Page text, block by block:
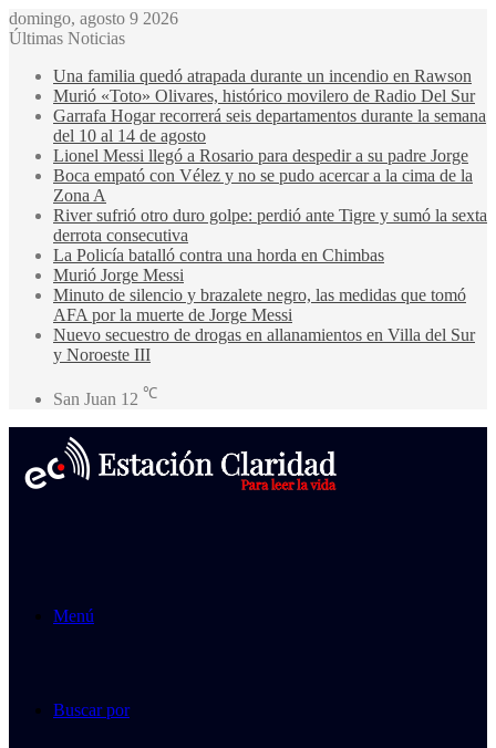
domingo, agosto 9 2026
Últimas Noticias
Una familia quedó atrapada durante un incendio en Rawson
Murió «Toto» Olivares, histórico movilero de Radio Del Sur
Garrafa Hogar recorrerá seis departamentos durante la semana
del 10 al 14 de agosto
Lionel Messi llegó a Rosario para despedir a su padre Jorge
Boca empató con Vélez y no se pudo acercar a la cima de la
Zona A
River sufrió otro duro golpe: perdió ante Tigre y sumó la sexta
derrota consecutiva
La Policía batalló contra una horda en Chimbas
Murió Jorge Messi
Minuto de silencio y brazalete negro, las medidas que tomó
AFA por la muerte de Jorge Messi
Nuevo secuestro de drogas en allanamientos en Villa del Sur
y Noroeste III
San Juan 12 ℃
Menú
Buscar por